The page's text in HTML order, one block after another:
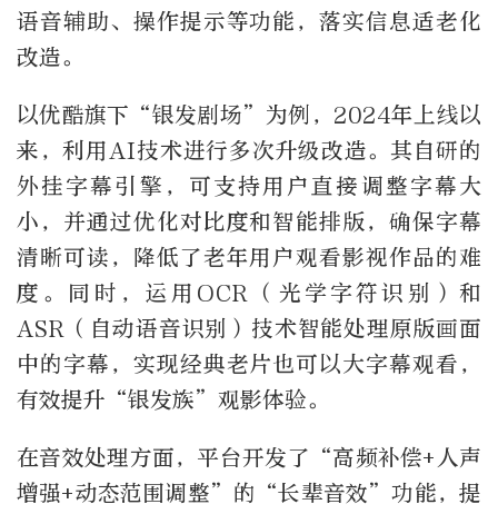
语音辅助、操作提示等功能，落实信息适老化
改造。
以优酷旗下“银发剧场”为例，2024年上线以
来，利用AI技术进行多次升级改造。其自研的
外挂字幕引擎，可支持用户直接调整字幕大
小，并通过优化对比度和智能排版，确保字幕
清晰可读，降低了老年用户观看影视作品的难
度。同时，运用OCR（光学字符识别）和
ASR（自动语音识别）技术智能处理原版画面
中的字幕，实现经典老片也可以大字幕观看，
有效提升“银发族”观影体验。
在音效处理方面，平台开发了“高频补偿+人声
增强+动态范围调整”的“长辈音效”功能，提